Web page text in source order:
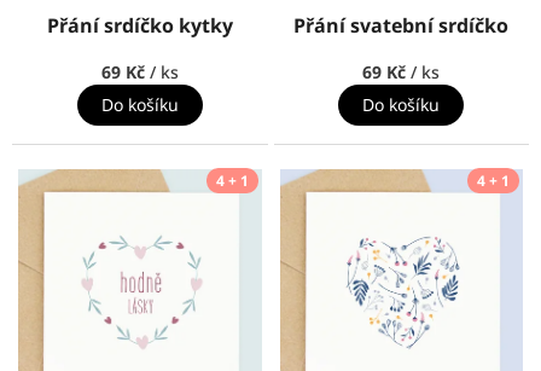
Přání srdíčko kytky
69 Kč / ks
Do košíku
Přání svatební srdíčko
69 Kč/ ks
Do košíku
4 + 1 4 + 1